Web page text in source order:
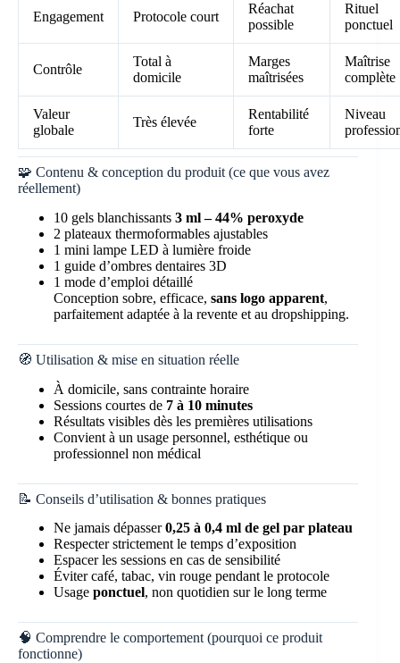
Engagement Protocole court
Réachat
possible
Rituel
ponctuel
Contrôle
Total à
domicile
Marges
maîtrisées
Maîtrise
complète
Valeur
globale
Très élevée
Rentabilité
forte
Niveau
🧩 Contenu & conception du produit (ce que vous avez
réellement)
10 gels blanchissants 3 ml – 44% peroxyde
2 plateaux thermoformables ajustables
1 mini lampe LED à lumière froide
1 guide d’ombres dentaires 3D
1 mode d’emploi détaillé
Conception sobre, efficace, sans logo apparent,
parfaitement adaptée à la revente et au dropshipping.
🧭 Utilisation & mise en situation réelle
À domicile, sans contrainte horaire
Sessions courtes de 7 à 10 minutes
Résultats visibles dès les premières utilisations
Convient à un usage personnel, esthétique ou
professionnel non médical
📝 Conseils d’utilisation & bonnes pratiques
Ne jamais dépasser0,25 à 0,4 ml de gel par plateau
Respecter strictement le temps d’exposition
Espacer les sessions en cas de sensibilité
Éviter café, tabac, vin rouge pendant le protocole
Usage ponctuel, non quotidien sur le long terme
🧠 Comprendre le comportement (pourquoi ce produit
fonctionne)